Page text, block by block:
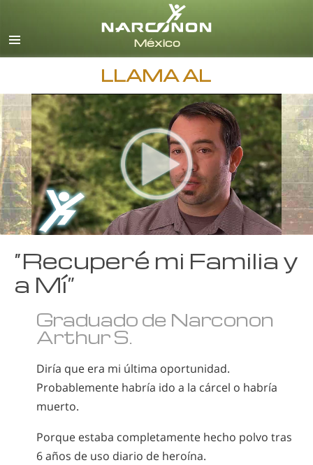
Español
Inglés
Todas las Regiones/Idiomas
LLAMA AL
“Recuperé mi Familia y
a Mí”
Graduado de Narconon
Arthur S.
Diría que era mi última oportunidad.
Probablemente habría ido a la cárcel o habría
muerto.
Porque estaba completamente hecho polvo tras
6 años de uso diario de heroína.